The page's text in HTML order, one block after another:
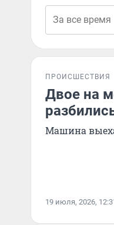
ПРОИСШЕСТВИЯ
Двое на
Машина
19 июля, 2026,